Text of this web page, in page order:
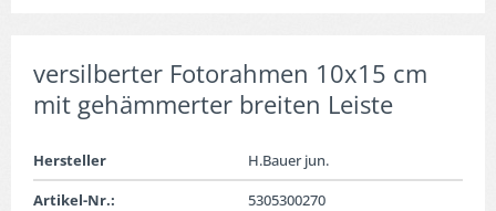
versilberter Fotorahmen 10x15 cm
mit gehämmerter breiten Leiste
Hersteller
H.Bauer jun.
Artikel-Nr.:
5305300270